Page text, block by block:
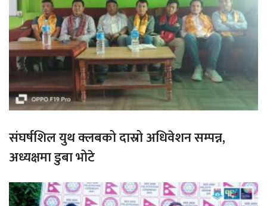
संघर्षशिल युथ क्लबको दास्रो अधिवेशन सम्पन्न,
अध्यक्षमा डुबा भोटे